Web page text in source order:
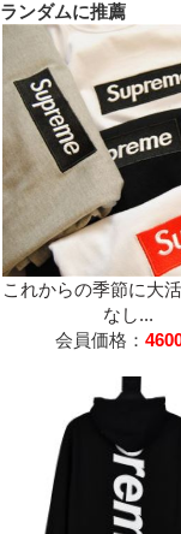
ランダムに推薦
これからの季節に大
なし...
会員価格：